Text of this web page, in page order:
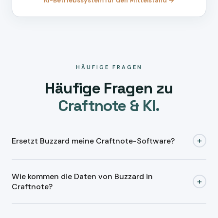
HÄUFIGE FRAGEN
Häufige Fragen zu
Craftnote & KI.
Ersetzt Buzzard meine Craftnote-Software? +
Kommunikation. Buzzard arbeitet davor: Fotos zuordnen,
Notizen strukturieren, Projektmappe aktuell halten. Den
fertigen Vorgang übergeben wir an Craftnote — Sie
Wie kommen die Daten von Buzzard in
Craftnote?
+